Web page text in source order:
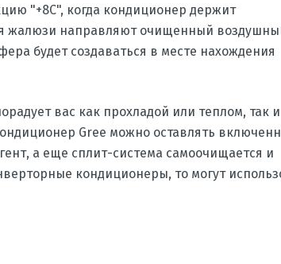
"+8С", когда кондиционер держит
жалюзи направляют очищенный
будет создаваться в месте нахождения
вас как прохладой или теплом, так и
Gree можно оставлять
а еще сплит-система самоочищается и
кондиционеры, то могут